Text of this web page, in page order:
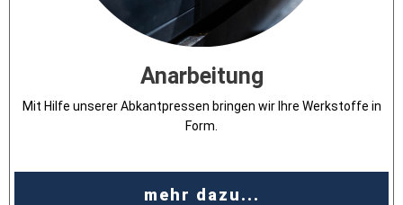
Anarbeitung
Mit Hilfe unserer Abkantpressen bringen wir Ihre Werkstoffe in
Form.
mehr dazu...